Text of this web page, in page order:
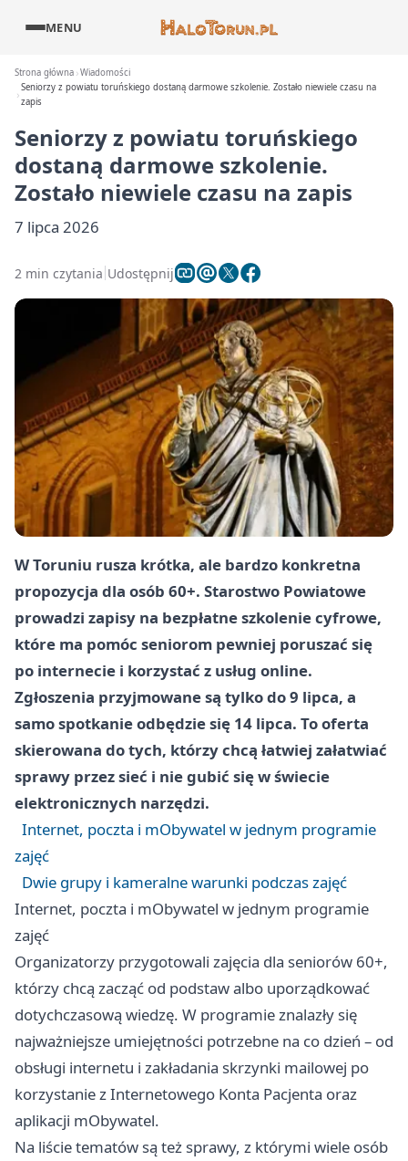
MENU
Strona główna Wiadomości
Seniorzy z powiatu toruńskiego dostaną darmowe szkolenie. Zostało niewiele czasu na
zapis
Seniorzy z powiatu toruńskiego
dostaną darmowe szkolenie.
Zostało niewiele czasu na zapis
7 lipca 2026
2 min czytania Udostępnij
W Toruniu rusza krótka, ale bardzo konkretna
propozycja dla osób 60+. Starostwo Powiatowe
prowadzi zapisy na bezpłatne szkolenie cyfrowe,
które ma pomóc seniorom pewniej poruszać się
po internecie i korzystać z usług online.
Zgłoszenia przyjmowane są tylko do 9 lipca, a
samo spotkanie odbędzie się 14 lipca. To oferta
skierowana do tych, którzy chcą łatwiej załatwiać
sprawy przez sieć i nie gubić się w świecie
elektronicznych narzędzi.
Internet, poczta i mObywatel w jednym programie
zajęć
Dwie grupy i kameralne warunki podczas zajęć
Internet, poczta i mObywatel w jednym programie
zajęć
Organizatorzy przygotowali zajęcia dla seniorów 60+,
którzy chcą zacząć od podstaw albo uporządkować
dotychczasową wiedzę. W programie znalazły się
najważniejsze umiejętności potrzebne na co dzień – od
obsługi internetu i zakładania skrzynki mailowej po
korzystanie z Internetowego Konta Pacjenta oraz
aplikacji mObywatel.
Na liście tematów są też sprawy, z którymi wiele osób